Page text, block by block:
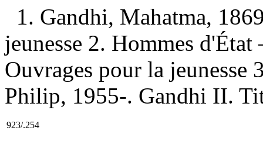
1. Gandhi, Mahatma,
jeunesse 2. Hommes
Ouvrages pour la
Philip, 1955-. Gandhi II.
923/.254